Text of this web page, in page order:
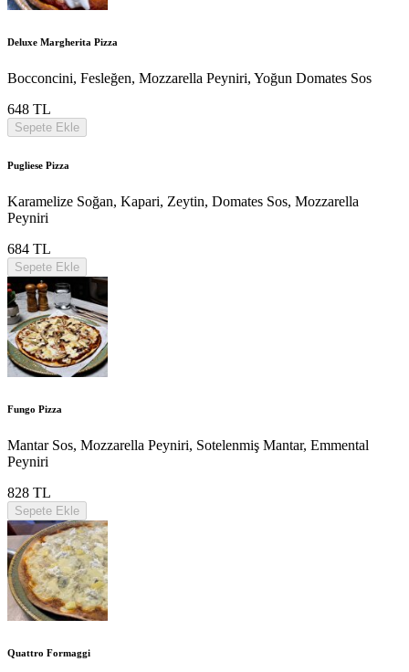
Deluxe Margherita Pizza
Bocconcini, Fesleğen, Mozzarella Peyniri, Yoğun Domates Sos
648 TL
Sepete Ekle
Pugliese Pizza
Karamelize Soğan, Kapari, Zeytin, Domates Sos, Mozzarella
Peyniri
684 TL
Sepete Ekle
Fungo Pizza
Mantar Sos, Mozzarella Peyniri, Sotelenmiş Mantar, Emmental
Peyniri
828 TL
Sepete Ekle
Quattro Formaggi